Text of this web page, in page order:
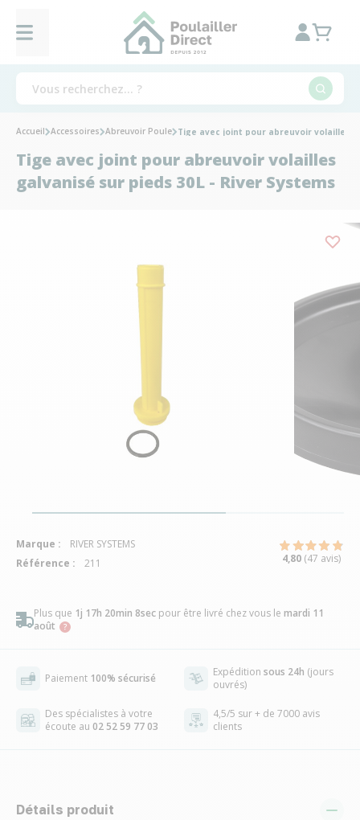
Plus que 1j 17h 20min 7sec pour être livré chez vous le mardi 11
août
Paiement 100% sécurisé Expédition sous 24h (jours
ouvrés)
Des spécialistes à votre
écoute au 02 52 59 77 03
4,5/5 sur + de 7000 avis
clients
Détails produit
Accueil Accessoires Abreuvoir Poule Tige avec joint pour abreuvoir volailles
Tige avec joint pour abreuvoir volailles
galvanisé sur pieds 30L - River Systems
Marque :
RIVER SYSTEMS
Référence :
211 4,80 (47 avis)